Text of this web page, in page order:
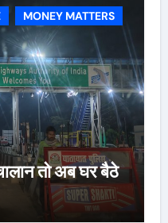
MONEY MATTERS
तो अब घर बैठे